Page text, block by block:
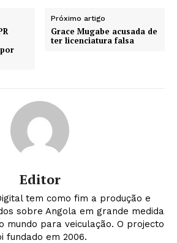
Próximo artigo
Grace Mugabe acusada de
ter licenciatura falsa
Editor
tem como fim a produção e
sobre Angola em grande medida
mundo para veiculação. O projecto
fundado em 2006.